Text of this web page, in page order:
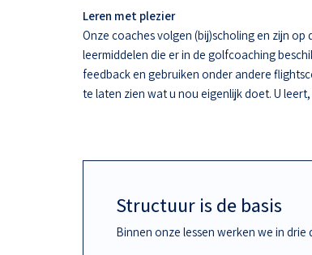
Leren met plezier
Onze coaches volgen (bij)scholing en zijn
leermiddelen die er in de golfcoaching
feedback en gebruiken onder andere
te laten zien wat u nou eigenlijk doet. U
Structuur is de basis
Binnen onze lessen werken we in drie